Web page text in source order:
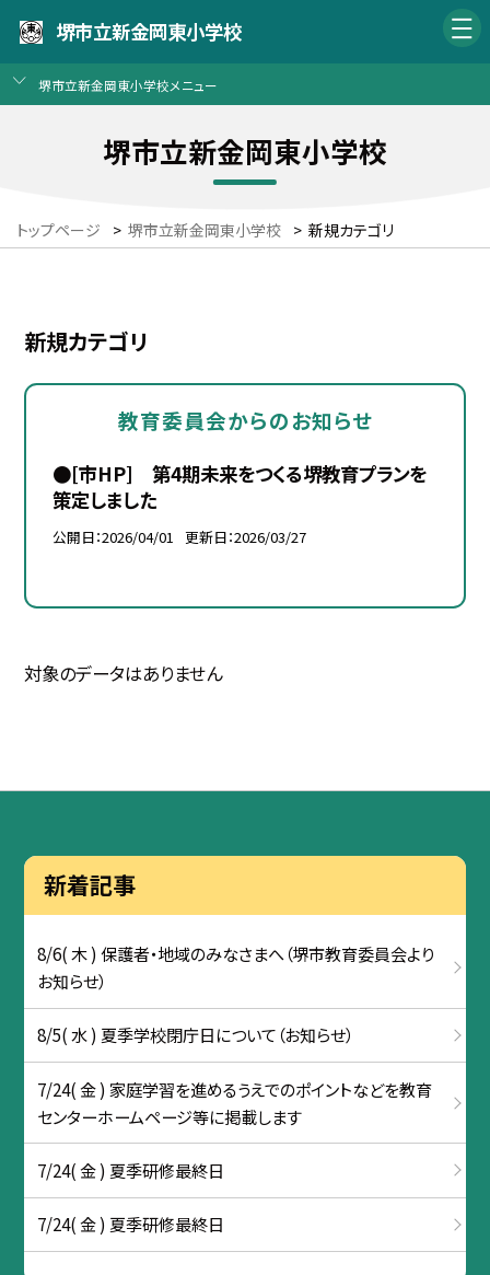
堺市立新金岡東小学校
堺市立新金岡東小学校メニュー
堺市立新金岡東小学校
トップページ > 堺市立新金岡東小学校 > 新規カテゴリ
新規カテゴリ
教育委員会からのお知らせ
●[市HP] 第4期未来をつくる堺教育プランを
策定しました
公開日 2026/04/01 更新日 2026/03/27
対象のデータはありません
新着記事
8/6( 木 ) 保護者・地域のみなさまへ（堺市教育委員会より
お知らせ）
8/5( 水 ) 夏季学校閉庁日について（お知らせ）
7/24( 金 ) 家庭学習を進めるうえでのポイントなどを教育
センターホームページ等に掲載します
7/24( 金 ) 夏季研修最終日
7/24( 金 ) 夏季研修最終日